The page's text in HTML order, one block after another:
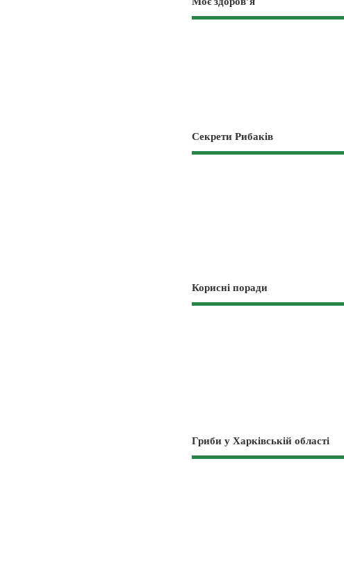
Секрети Рибаків
Корисні поради
Гриби у Харківській області